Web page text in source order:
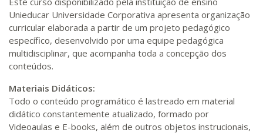
Unieducar Universidade Corporativa apresenta organização
curricular elaborada a partir de um projeto pedagógico
específico, desenvolvido por uma equipe pedagógica
multidisciplinar, que acompanha toda a concepção dos
conteúdos.
Materiais Didáticos:
Todo o conteúdo programático é lastreado em material
didático constantemente atualizado, formado por
Videoaulas e E-books, além de outros objetos instrucionais,